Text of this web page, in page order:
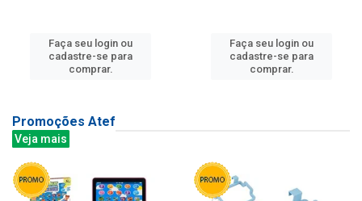
Faça seu login ou
cadastre-se para
comprar.
Faça seu login ou
cadastre-se para
comprar.
Promoções Atef
Veja mais